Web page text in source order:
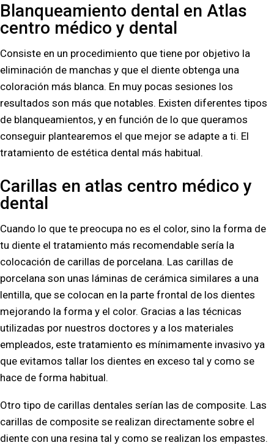
Blanqueamiento dental en Atlas
centro médico y dental
Consiste en un procedimiento que tiene por objetivo la
eliminación de manchas y que el diente obtenga una
coloración más blanca. En muy pocas sesiones los
resultados son más que notables. Existen diferentes tipos
de blanqueamientos, y en función de lo que queramos
conseguir plantearemos el que mejor se adapte a ti. El
tratamiento de estética dental más habitual.
Carillas en atlas centro médico y
dental
Cuando lo que te preocupa no es el color, sino la forma de
tu diente el tratamiento más recomendable sería la
colocación de carillas de porcelana. Las carillas de
porcelana son unas láminas de cerámica similares a una
lentilla, que se colocan en la parte frontal de los dientes
mejorando la forma y el color. Gracias a las técnicas
utilizadas por nuestros doctores y a los materiales
empleados, este tratamiento es mínimamente invasivo ya
que evitamos tallar los dientes en exceso tal y como se
hace de forma habitual.
Otro tipo de carillas dentales serían las de composite. Las
carillas de composite se realizan directamente sobre el
diente con una resina tal y como se realizan los empastes.